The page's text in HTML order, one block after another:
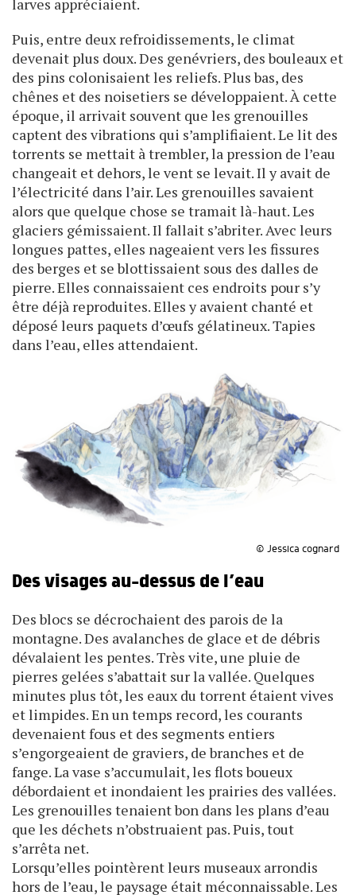
larves appréciaient.
Puis, entre deux refroidissements, le climat
devenait plus doux. Des genévriers, des bouleaux et
des pins colonisaient les reliefs. Plus bas, des
chênes et des noisetiers se développaient. À cette
époque, il arrivait souvent que les grenouilles
captent des vibrations qui s’amplifiaient. Le lit des
torrents se mettait à trembler, la pression de l’eau
changeait et dehors, le vent se levait. Il y avait de
l’électricité dans l’air. Les grenouilles savaient
alors que quelque chose se tramait là-haut. Les
glaciers gémissaient. Il fallait s’abriter. Avec leurs
longues pattes, elles nageaient vers les fissures
des berges et se blottissaient sous des dalles de
pierre. Elles connaissaient ces endroits pour s’y
être déjà reproduites. Elles y avaient chanté et
déposé leurs paquets d’œufs gélatineux. Tapies
dans l’eau, elles attendaient.
© Jessica cognard
Des visages au-dessus de l’eau
Des blocs se décrochaient des parois de la
montagne. Des avalanches de glace et de débris
dévalaient les pentes. Très vite, une pluie de
pierres gelées s’abattait sur la vallée. Quelques
minutes plus tôt, les eaux du torrent étaient vives
et limpides. En un temps record, les courants
devenaient fous et des segments entiers
s’engorgeaient de graviers, de branches et de
fange. La vase s’accumulait, les flots boueux
débordaient et inondaient les prairies des vallées.
Les grenouilles tenaient bon dans les plans d’eau
que les déchets n’obstruaient pas. Puis, tout
s’arrêta net.
Lorsqu’elles pointèrent leurs museaux arrondis
hors de l’eau, le paysage était méconnaissable. Les